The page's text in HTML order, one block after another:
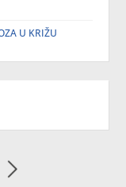
U KRIŽU